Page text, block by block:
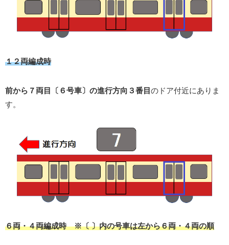
１２両編成時
前から７両目〔６号車〕の進行方向３番目 のドア付近にありま
す。
６両・４両編成時 ※〔 〕内の号車は左から６両・４両の順